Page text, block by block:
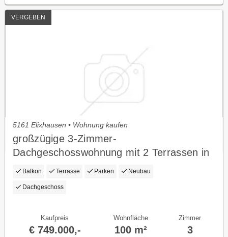
VERGEBEN
5161 Elixhausen • Wohnung kaufen
großzügige 3-Zimmer-
Dachgeschosswohnung mit 2 Terrassen in
Elixhausen
Balkon Terrasse Parken Neubau
Dachgeschoss
Kaufpreis
€ 749.000,-
Wohnfläche
100 m²
Zimmer
3